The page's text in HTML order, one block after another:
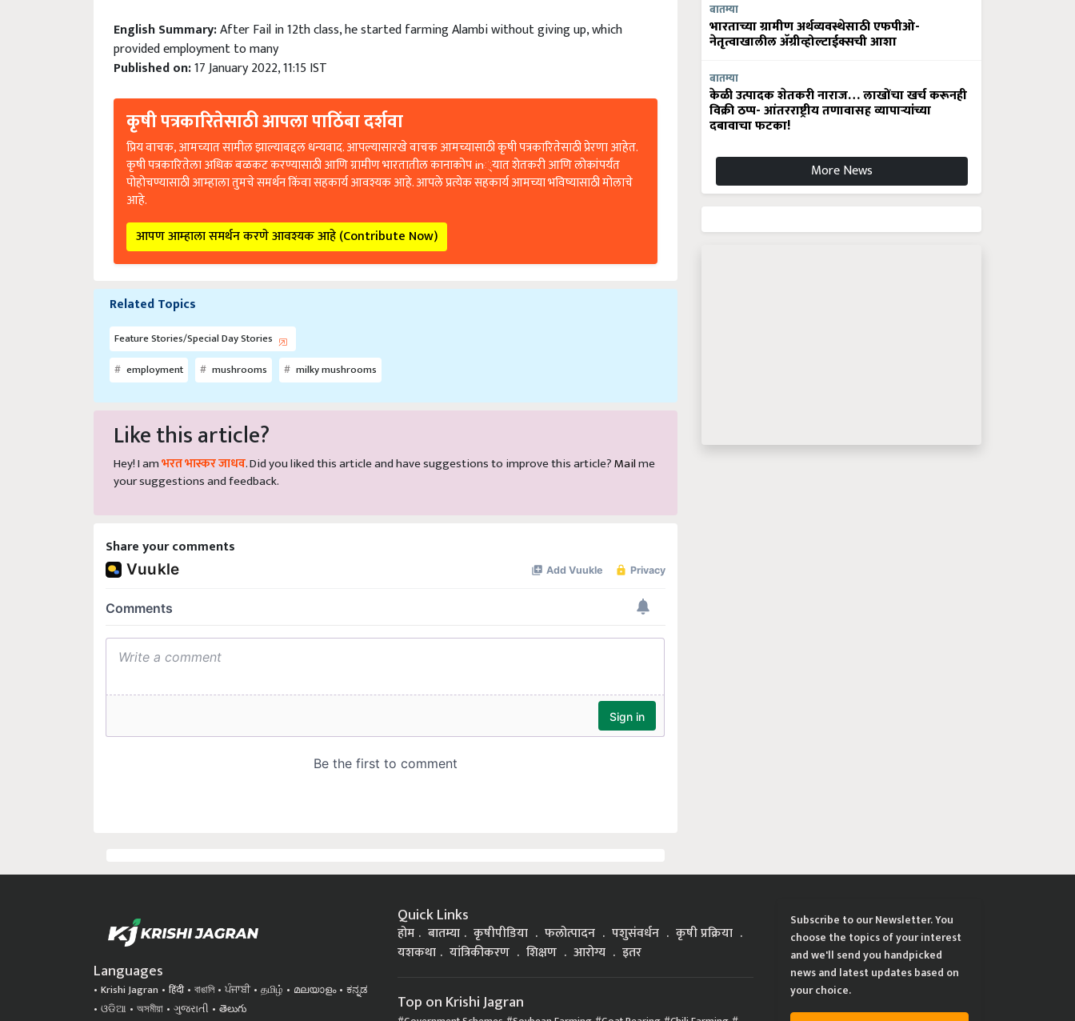
English Summary: After Fail in 12th class, he started farming Alambi without giving up, which
provided employment to many
Published on:17 January 2022, 11:15 IST
कृषी पत्रकारितेसाठी आपला पाठिंबा दर्शवा
प्रिय वाचक, आमच्यात सामील झाल्याबद्दल धन्यवाद. आपल्यासारखे वाचक आमच्यासाठी कृषी पत्रकारितेसाठी प्रेरणा आहेत.
कृषी पत्रकारितेला अधिक बळकट करण्यासाठी आणि ग्रामीण भारतातील कानाकोप in्यात शेतकरी आणि लोकांपर्यंत
पोहोचण्यासाठी आम्हाला तुमचे समर्थन किंवा सहकार्य आवश्यक आहे. आपले प्रत्येक सहकार्य आमच्या भविष्यासाठी मोलाचे
आहे.
आपण आम्हाला समर्थन करणे आवश्यक आहे (Contribute Now)
Related Topics
Feature Stories/Special Day Stories
employment
mushrooms milky mushrooms
Like this article?
Hey! I am भरत भास्कर जाधव . Did you liked this article and have suggestions to improve this article? Mail
your suggestions and feedback.
Share your comments
बातम्या
भारताच्या ग्रामीण अर्थव्यवस्थेसाठी एफपीओ-
नेतृत्वाखालील अ‍ॅग्रीव्होल्टाईक्सची आशा
बातम्या
केळी उत्पादक शेतकरी नाराज… लाखोंचा खर्च करूनही
विक्री ठप्प- आंतरराष्ट्रीय तणावासह व्यापाऱ्यांच्या
दबावाचा फटका!
More News
Languages
Krishi Jagran हिंदी বাঙালি ਪੰਜਾਬੀ தமிழ்
ಕನ್ನಡ
ଓଡିଆ
অসমীয়া ગુજરાતી తెలుగు
Quick Links
होम बातम्या कृषीपीडिया फलोत्पादन पशुसंवर्धन
कृषी प्रक्रिया
यशकथा
यांत्रिकीकरण शिक्षण आरोग्य इतर
Top on Krishi Jagran
Government Schemes Soybean Farming Goat Rearing Chili Farming
Subscribe to our Newsletter. You
choose the topics of your interest
and we'll send you handpicked
news and latest updates based on
your choice.